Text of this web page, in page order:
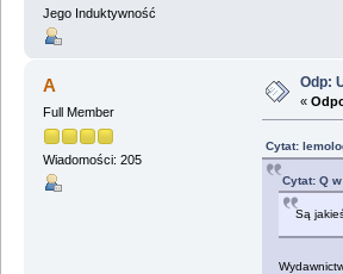
Jego Induktywność
A
Full Member
Wiadomości: 205
Odp:
«
Cytat:
Cytat: Q
Są